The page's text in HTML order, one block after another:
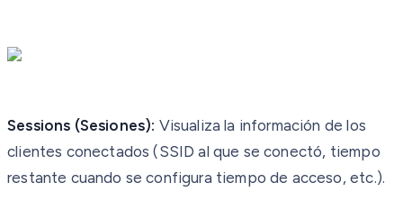
Sessions (Sesiones): Visualiza la información de los
clientes conectados (SSID al que se conectó, tiempo
restante cuando se configura tiempo de acceso, etc.).